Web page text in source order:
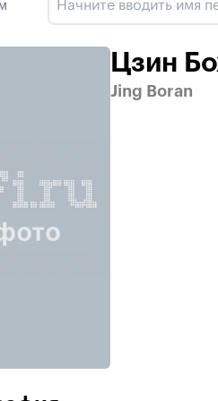
Цзин
Jing Boran